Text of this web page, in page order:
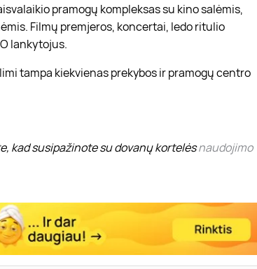
pramogų kompleksas su kino salėmis,
Filmų premjeros, koncertai, ledo ritulio
lankytojus.
tampa kiekvienas prekybos ir pramogų centro
kad susipažinote su dovanų kortelėsnaudojimo